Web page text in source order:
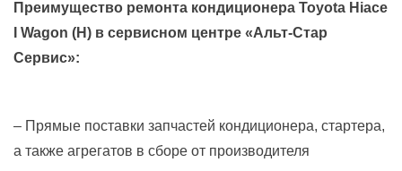
Преимущество ремонта кондиционера Toyota Hiace
I Wagon (H) в сервисном центре «Альт-Стар
Сервис»:
– Прямые поставки запчастей кондиционера, стартера,
а также агрегатов в сборе от производителя